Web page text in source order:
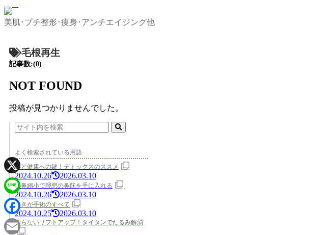
美肌･プチ整形･痩身･アンチエイジング他
毛根再生
記事数:(0)
NOT FOUND
投稿が見つかりませんでした。
よく検索されている用語
美と健康への鍵！デトックスのススメ
2024.10.26 2026.03.10
小鼻縮小で理想の鼻筋を手に入れる
2024.10.26 2026.03.10
わきが手術のすべて
2024.10.25 2026.03.10
切らないリフトアップ！タイタンでたるみ解消
X
Line
Facebook